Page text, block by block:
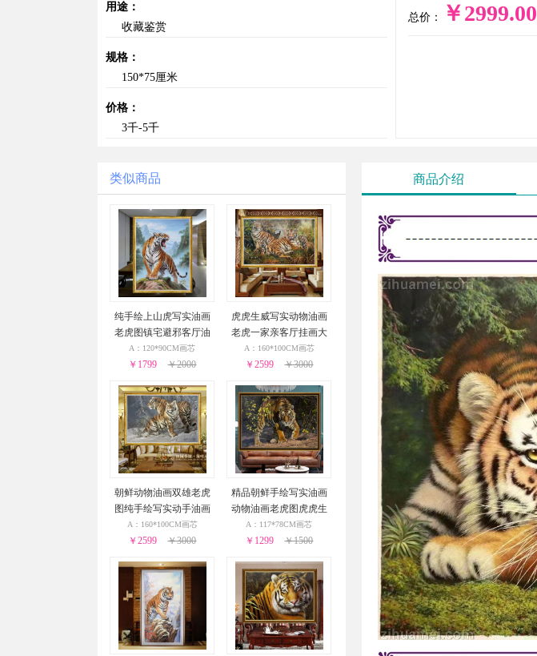
用途：
收藏鉴赏
规格：
150*75厘米
价格：
3千-5千
总价： ￥2999.00
类似商品
纯手绘上山虎写实油画
老虎图镇宅避邪客厅油
画实木外框
A：120*90CM画芯
￥1799 ￥2000
虎虎生威写实动物油画
老虎一家亲客厅挂画大
厅油画
A：160*100CM画芯
￥2599 ￥3000
朝鲜动物油画双雄老虎
图纯手绘写实动手油画
老虎图客厅挂画实木外
A：160*100CM画芯
￥2599 ￥3000
精品朝鲜手绘写实油画
动物油画老虎图虎虎生
威大厅油画
A：117*78CM画芯
￥1299 ￥1500
商品介绍